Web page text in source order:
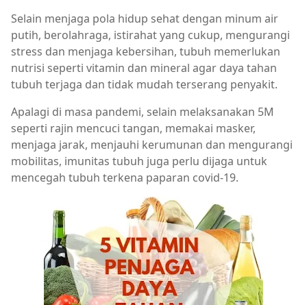
Selain menjaga pola hidup sehat dengan minum air
putih, berolahraga, istirahat yang cukup, mengurangi
stress dan menjaga kebersihan, tubuh memerlukan
nutrisi seperti vitamin dan mineral agar daya tahan
tubuh terjaga dan tidak mudah terserang penyakit.
Apalagi di masa pandemi, selain melaksanakan 5M
seperti rajin mencuci tangan, memakai masker,
menjaga jarak, menjauhi kerumunan dan mengurangi
mobilitas, imunitas tubuh juga perlu dijaga untuk
mencegah tubuh terkena paparan covid-19.